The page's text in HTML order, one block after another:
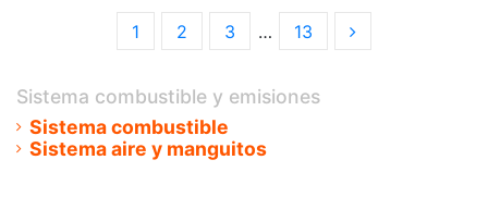
1 2 3 … 13
Sistema combustible y emisiones
Sistema combustible
Sistema aire y manguitos